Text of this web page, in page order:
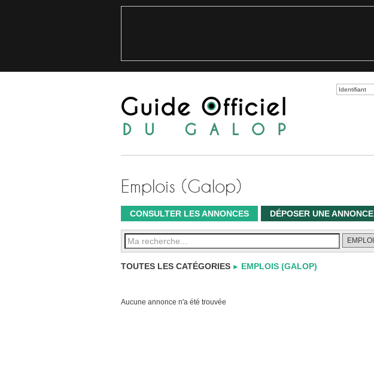
Emplois (Galop)
CONSULTER LES ANNONCES DÉPOSER UNE ANNONCE
TOUTES LES CATÉGORIES ► EMPLOIS (GALOP)
Aucune annonce n'a été trouvée